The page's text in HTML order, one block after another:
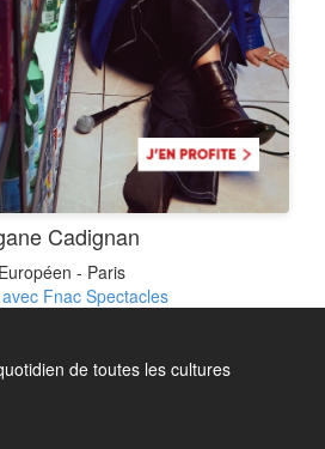
Cadignan
- Paris
Fnac Spectacles
de toutes les cultures